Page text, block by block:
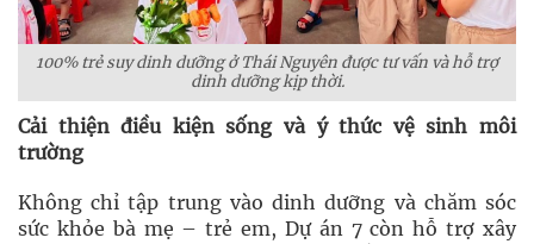
100% trẻ suy dinh dưỡng ở Thái Nguyên được tư vấn và hỗ trợ
dinh dưỡng kịp thời.
Cải thiện điều kiện sống và ý thức vệ sinh môi
trường
Không chỉ tập trung vào dinh dưỡng và chăm sóc
sức khỏe bà mẹ – trẻ em, Dự án 7 còn hỗ trợ xây